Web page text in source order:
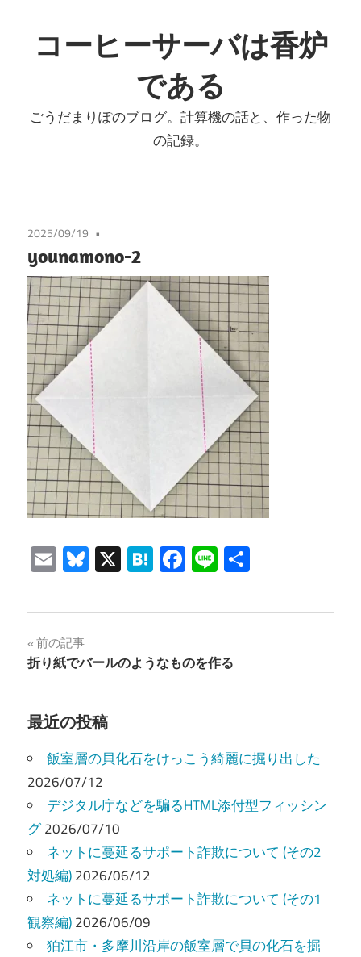
ン
テ
へ
コーヒーサーバは香炉
である
ごうだまりぽのブログ。計算機の話と、作った物
の記録。
2025/09/19
younamono-2
EmailBluesky
X Hatena
Facebook
Line
投
稿
ナ
ビ
ゲ
ー
シ
ョ
ン
前の記事
折り紙でバールのようなものを作る
最近の投稿
飯室層の貝化石をけっこう綺麗に掘り出した
2026/07/12
デジタル庁などを騙るHTML添付型フィッシン
グ2026/07/10
ネットに蔓延るサポート詐欺について (その2
対処編)2026/06/12
ネットに蔓延るサポート詐欺について (その1
観察編)2026/06/09
狛江市・多摩川沿岸の飯室層で貝の化石を掘